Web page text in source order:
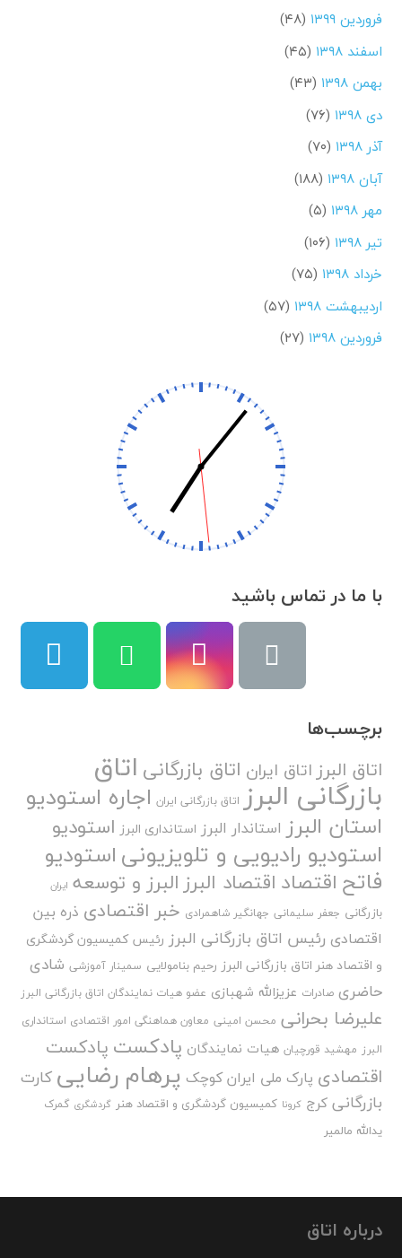
فروردین ۱۳۹۹
(۴۸)
اسفند ۱۳۹۸
(۴۵)
بهمن ۱۳۹۸
(۴۳)
دی ۱۳۹۸
(۷۶)
آذر ۱۳۹۸
(۷۰)
آبان ۱۳۹۸
(۱۸۸)
مهر ۱۳۹۸
(۵)
تیر ۱۳۹۸
(۱۰۶)
خرداد ۱۳۹۸
(۷۵)
اردیبهشت ۱۳۹۸
(۵۷)
فروردین ۱۳۹۸
(۲۷)
با ما در تماس باشید
برچسب‌ها
اتاق البرزاتاق ایران اتاق بازرگانی اتاق
بازرگانی البرز اتاق بازرگانی ایران اجاره استودیو
استان البرز استاندار البرز استانداری البرز استودیو
استودیو رادیویی و تلویزیونیاستودیو
فاتح اقتصاد اقتصاد البرزالبرز و توسعه ایران
بازرگانی جعفر سلیمانی جهانگیر شاهمرادی خبر اقتصادی ذره بین
اقتصادی رئیس اتاق بازرگانی البرز رئیس کمیسیون گردشگری
و اقتصاد هنر اتاق بازرگانی البرز رحیم بنامولایی سمینار آموزشی شادی
حاضری صادرات عزیزالله شهبازی عضو هیات نمایندگان اتاق بازرگانی البرز
علیرضا بحرانی محسن امینی معاون هماهنگی امور اقتصادی استانداری
البرز مهشید قورچیان هیات نمایندگان پادکست پادکست
اقتصادی پارک ملی ایران کوچک پرهام رضایی کارت
بازرگانی کرج کرونا کمیسیون گردشگری و اقتصاد هنر گردشگری گمرک
یدالله مالمیر
درباره اتاق